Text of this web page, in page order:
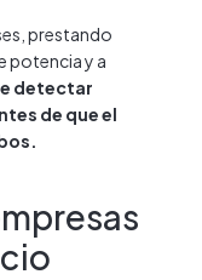
prestando
potencia y a
detectar
de que el